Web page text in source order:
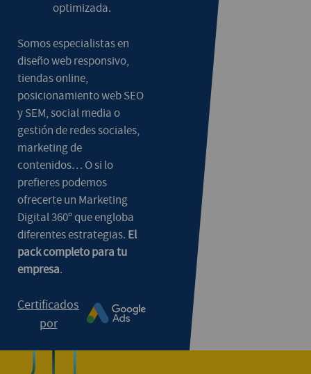
optimizada.
Somos especialistas en
diseño web responsivo,
tiendas online,
posicionamiento web SEO
y SEM, social media o
gestión de redes sociales,
marketing de
contenidos… O si lo
prefieres podemos
ofrecerte un Marketing
Digital 360º que engloba
diferentes estrategias. El
pack completo para tu
empresa.
Certificados
por